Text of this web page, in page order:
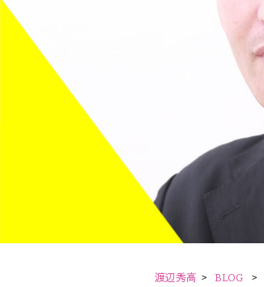
渡辺秀高 > BLOG >